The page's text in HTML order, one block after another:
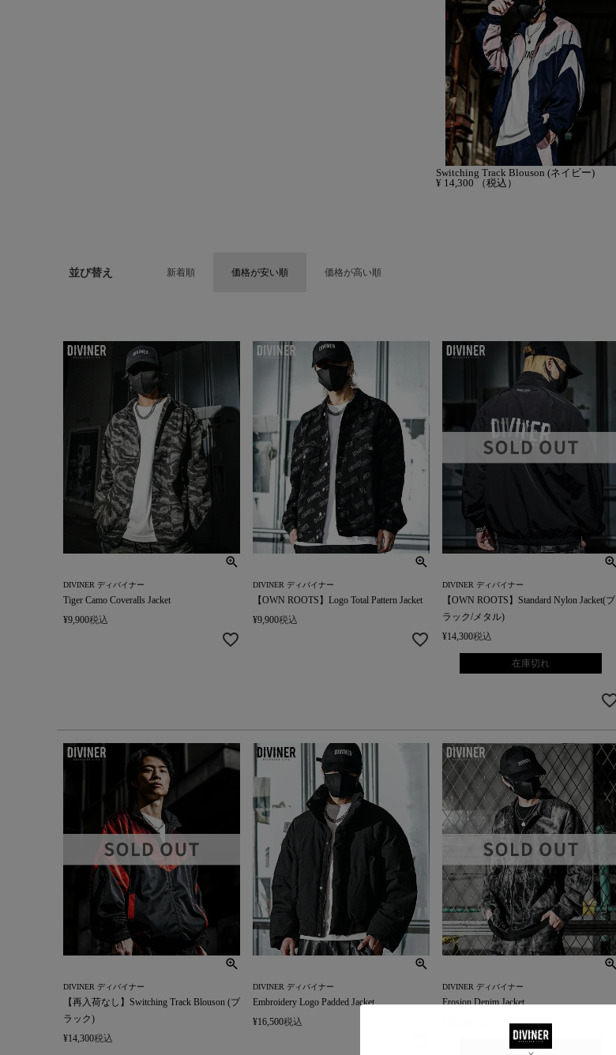
Switching Track Blouson (ネイビー)
¥ 14,300 （税込）
並び替え 新着順 価格が安い順 価格が高い順
DIVINER ディバイナー
Tiger Camo Coveralls Jacket
¥9,900税込
DIVINER ディバイナー
【OWN ROOTS】Logo Total Pattern Jacket
¥9,900税込
DIVINER ディバイナー
【OWN ROOTS】Standard Nylon Jacket(ブ
ラック/メタル)
¥14,300税込
在庫切れ
DIVINER ディバイナー
【再入荷なし】Switching Track Blouson (ブ
ラック)
¥14,300税込
DIVINER ディバイナー
Embroidery Logo Padded Jacket
¥16,500税込
DIVINER ディバイナー
Erosion Denim Jacket
在庫切れ